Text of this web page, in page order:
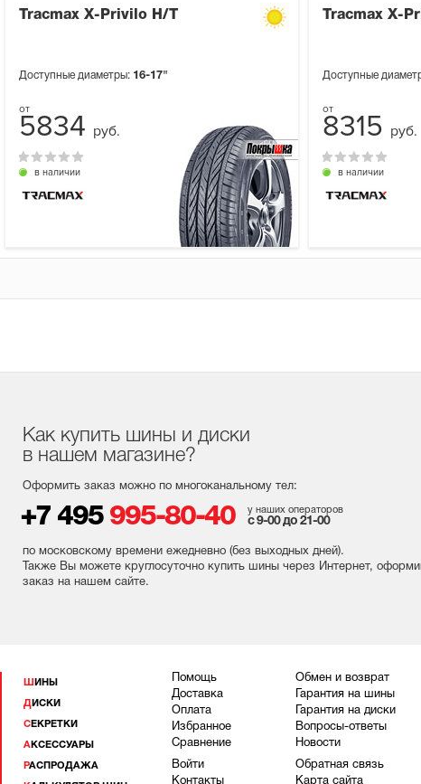
Tracmax X-Privilo H/T
Доступные диаметры: 16-17"
5834 руб.
в наличии
Tracmax X-
Доступные
8315 руб.
в наличии
Как купить шины и диски
в нашем магазине?
Оформить заказ можно по многоканальному тел:
+7 495 995-80-40 у наших операторов
с 9-00 до 21-00
по московскому времени ежедневно (без выходных дней).
Также Вы можете круглосуточно купить шины через Интернет,
заказ на нашем сайте.
ШИНЫ
ДИСКИ
СЕКРЕТКИ
АКСЕССУАРЫ
РАСПРОДАЖА
Помощь
Доставка
Оплата
Избранное
Сравнение
Войти
Контакты
Обмен и возврат
Гарантия на шины
Гарантия на диски
Вопросы-ответы
Новости
Обратная связь
Карта сайта